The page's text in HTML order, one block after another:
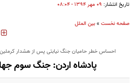
تاریخ انتشار: ۰۹ مهر ۱۳۹۴ - ۰۸:۰۴
صفحه نخست »بین الملل
احساس خطر حامیان جنگ نیابتی پس از هشدار کرملین
پادشاه اردن: جنگ سوم